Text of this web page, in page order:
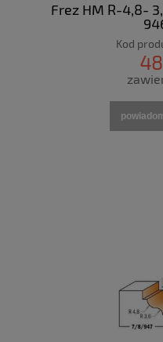
Frez HM R-4,8-
Kod